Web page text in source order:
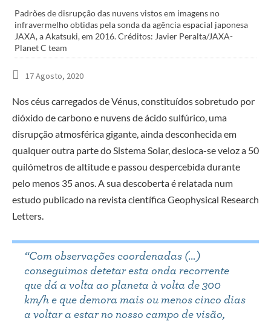
Padrões de disrupção das nuvens vistos em imagens no
infravermelho obtidas pela sonda da agência espacial japonesa
JAXA, a Akatsuki, em 2016. Créditos: Javier Peralta/JAXA-
Planet C team
17 Agosto, 2020
Nos céus carregados de Vénus, constituídos sobretudo por
dióxido de carbono e nuvens de ácido sulfúrico, uma
disrupção atmosférica gigante, ainda desconhecida em
qualquer outra parte do Sistema Solar, desloca-se veloz a 50
quilómetros de altitude e passou despercebida durante
pelo menos 35 anos. A sua descoberta é relatada num
estudo publicado na revista científica Geophysical Research
Letters.
“Com observações coordenadas (…)
conseguimos detetar esta onda recorrente
que dá a volta ao planeta à volta de 300
km/h e que demora mais ou menos cinco dias
a voltar a estar no nosso campo de visão,